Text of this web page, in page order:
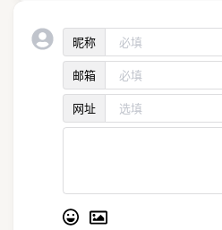
昵称
邮箱
网址